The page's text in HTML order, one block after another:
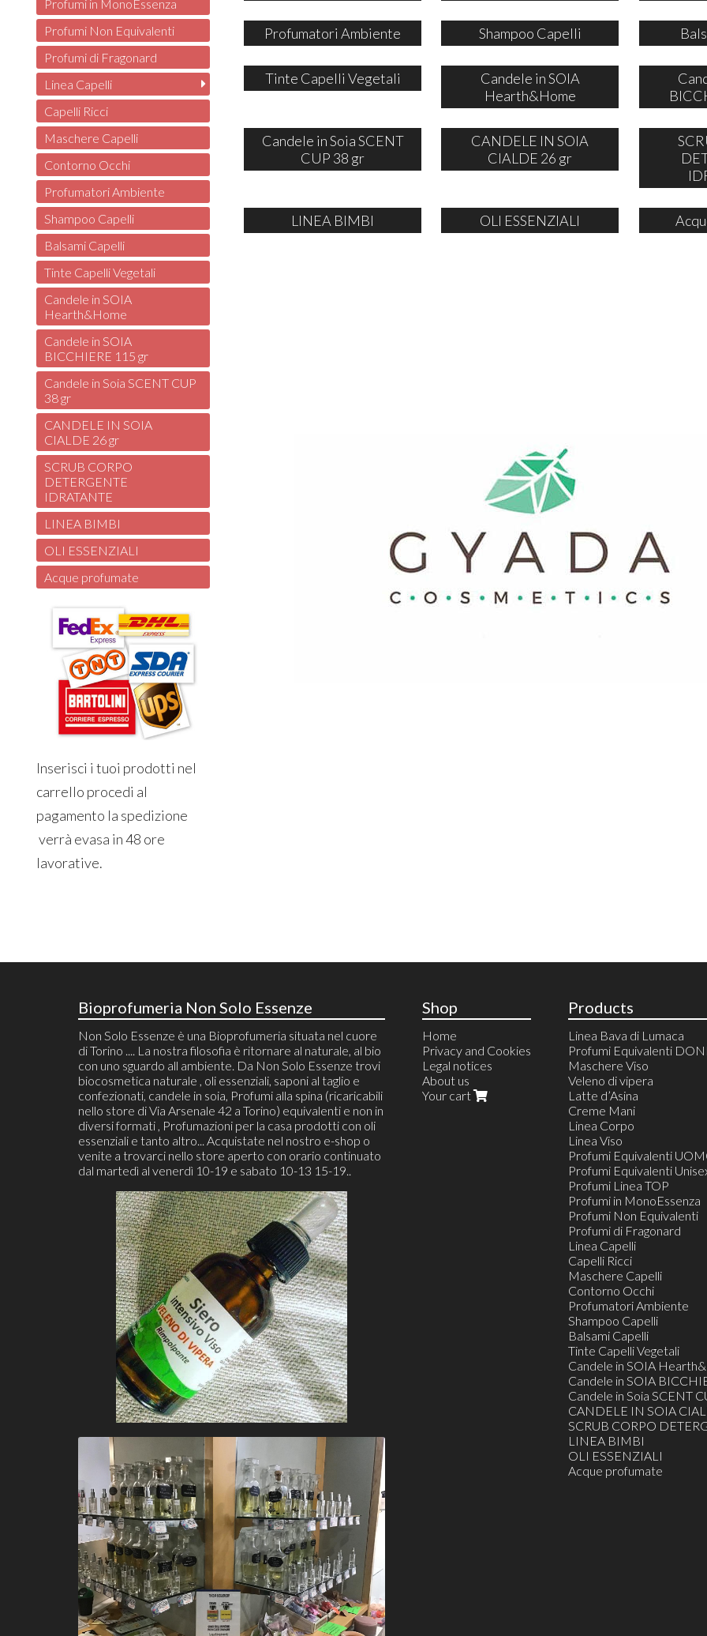
Profumatori Ambiente Shampoo Capelli
Tinte Capelli Vegetali
Candele in SOIA
Hearth&Home
Candele in Soia SCENT
CUP 38 gr
CANDELE IN SOIA
CIALDE 26 gr
LINEA BIMBI OLI ESSENZIALI
Profumi in MonoEssenza
Profumi Non Equivalenti
Profumi di Fragonard
Linea Capelli
Capelli Ricci
Maschere Capelli
Contorno Occhi
Profumatori Ambiente
Shampoo Capelli
Balsami Capelli
Tinte Capelli Vegetali
Candele in SOIA
Hearth&Home
Candele in SOIA
BICCHIERE 115 gr
Candele in Soia SCENT CUP
38 gr
CANDELE IN SOIA
CIALDE 26 gr
SCRUB CORPO
DETERGENTE
IDRATANTE
LINEA BIMBI
OLI ESSENZIALI
Acque profumate
Inserisci i tuoi prodotti nel
carrello procedi al
pagamento la spedizione
verrà evasa in 48 ore
lavorative.
Bioprofumeria Non Solo Essenze
Non Solo Essenze è una Bioprofumeria situata nel cuore
di Torino .... La nostra filosofia è ritornare al naturale, al bio
con uno sguardo all ambiente. Da Non Solo Essenze trovi
biocosmetica naturale , oli essenziali, saponi al taglio e
confezionati, candele in soia, Profumi alla spina (ricaricabili
nello store di Via Arsenale 42 a Torino) equivalenti e non in
diversi formati , Profumazioni per la casa prodotti con oli
essenziali e tanto altro... Acquistate nel nostro e-shop o
venite a trovarci nello store aperto con orario continuato
dal martedì al venerdì 10-19 e sabato 10-13 15-19..
Shop
Home
Privacy and Cookies
Legal notices
About us
Your cart
Products
Linea Bava di Lumaca
Profumi Equivalenti
Maschere Viso
Veleno di vipera
Latte d’Asina
Creme Mani
Linea Corpo
Linea Viso
Profumi Equivalenti
Profumi Equivalenti
Profumi Linea TOP
Profumi in MonoEssenza
Profumi Non Equivalenti
Profumi di Fragonard
Linea Capelli
Capelli Ricci
Maschere Capelli
Contorno Occhi
Profumatori Ambiente
Shampoo Capelli
Balsami Capelli
Tinte Capelli Vegetali
Candele in SOIA
Candele in SOIA
Candele in Soia SCENT
CANDELE IN SOIA
SCRUB CORPO
LINEA BIMBI
OLI ESSENZIALI
Acque profumate